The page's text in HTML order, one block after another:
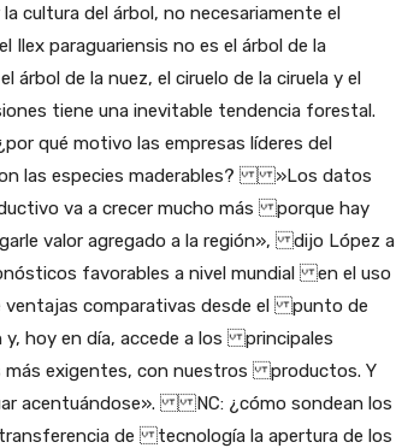
del árbol, no necesariamente el
paraguariensis no es el árbol de la
de la nuez, el ciruelo de la ciruela y el
tiene una inevitable tendencia forestal.
qué motivo las empresas líderes del
las especies maderables? »Los datos
va a crecer mucho más porque hay
valor agregado a la región», dijo López a
favorables a nivel mundial en el uso
ventajas comparativas desde el punto de
y, hoy en día, accede a los principales
más exigentes, con nuestros productos. Y
acentuándose». NC: ¿cómo sondean los
de tecnología la apertura de los